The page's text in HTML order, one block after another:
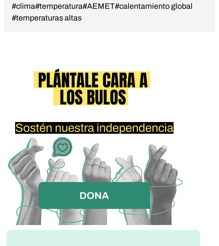
#clima#temperatura#AEMET#calentamiento global
#temperaturas altas